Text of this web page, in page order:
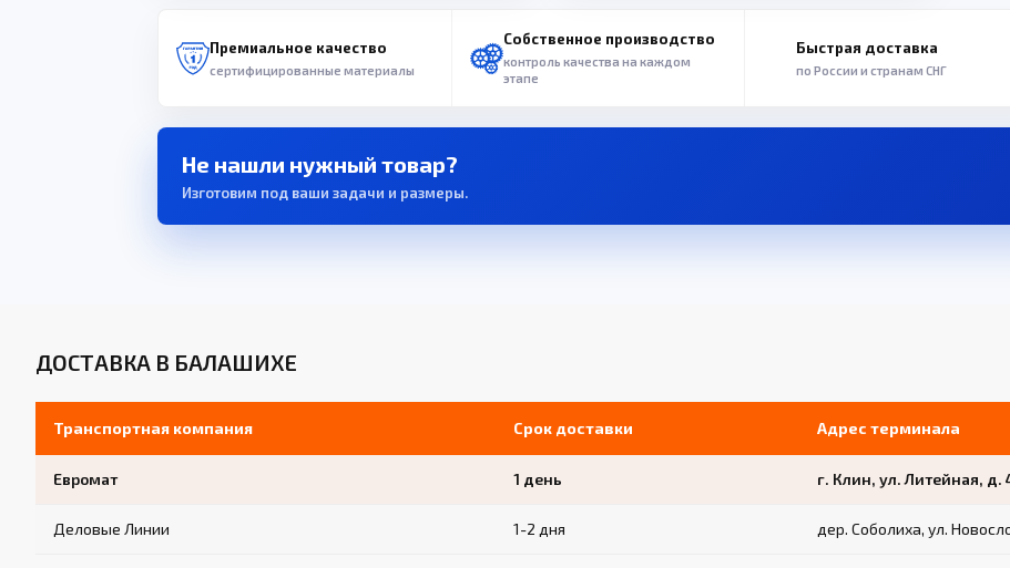
Премиальное качество
сертифицированные материалы
Собственное производство
контроль качества на каждом
этапе
Быстрая доставка
по России и странам СНГ
Не нашли нужный товар?
Изготовим под ваши задачи и размеры.
ДОСТАВКА В БАЛАШИХЕ
Транспортная компания Срок доставки Адрес терминала
Евромат 1 день г. Клин, ул. Литейная, д.
Деловые Линии 1-2 дня дер. Соболиха, ул.